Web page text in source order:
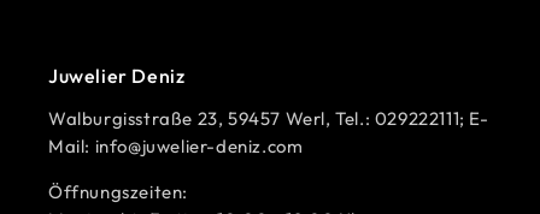
Juwelier Deniz
Walburgisstraße 23, 59457 Werl, Tel.: 029222111; E-
Mail: info@juwelier-deniz.com
Öffnungszeiten: